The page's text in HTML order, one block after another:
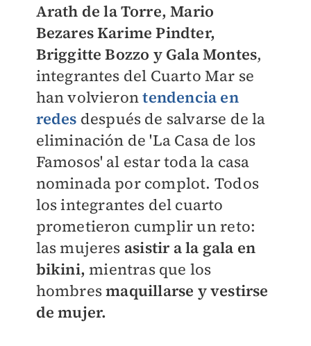
Arath de la Torre, Mario
Bezares Karime Pindter,
Briggitte Bozzo y Gala Montes,
integrantes del Cuarto Mar se
han volvierontendencia en
redes después de salvarse de la
eliminación de 'La Casa de los
Famosos' al estar toda la casa
nominada por complot. Todos
los integrantes del cuarto
prometieron cumplir un reto:
las mujeres asistir a la gala en
bikini, mientras que los
hombresmaquillarse y vestirse
de mujer.